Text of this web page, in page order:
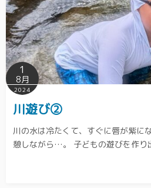
1
8月
2024
川遊び②
川の水は冷たくて、すぐに唇が紫に
憩しながら…。 子どもの遊びを作り